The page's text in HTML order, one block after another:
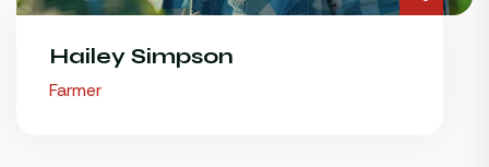
Hailey Simpson
Farmer